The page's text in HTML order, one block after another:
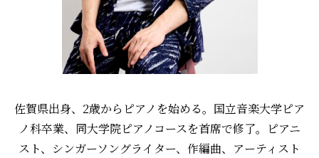
佐賀県出身、2歳からピアノを始める。国立音楽大学ピア
ノ科卒業、同大学院ピアノコースを首席で修了。ピアニ
スト、シンガーソングライター、作編曲、アーティスト